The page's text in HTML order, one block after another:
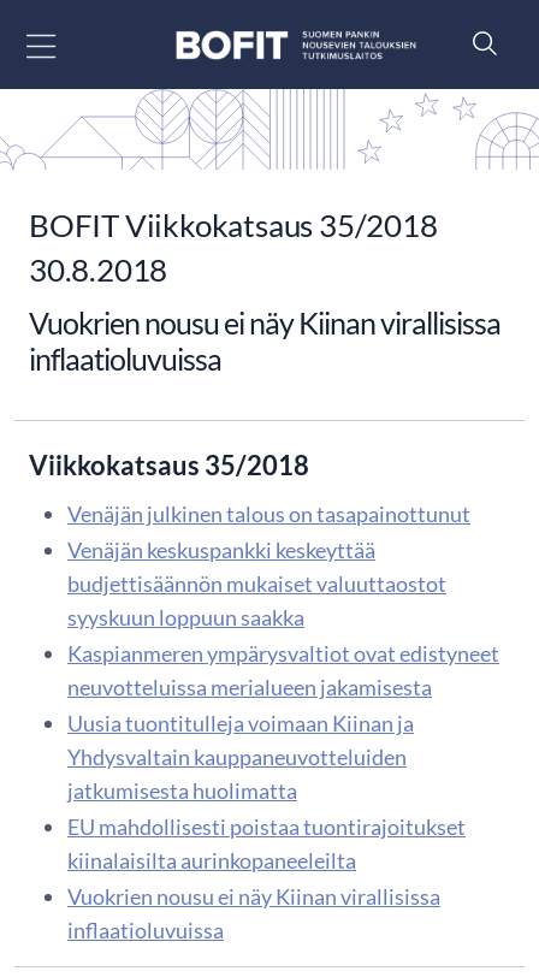
BOFIT Viikkokatsaus 35/2018
30.8.2018
Vuokrien nousu ei näy Kiinan virallisissa
inflaatioluvuissa
Viikkokatsaus 35/2018
Venäjän julkinen talous on tasapainottunut
Venäjän keskuspankki keskeyttää
budjettisäännön mukaiset valuuttaostot
syyskuun loppuun saakka
Kaspianmeren ympärysvaltiot ovat edistyneet
neuvotteluissa merialueen jakamisesta
Uusia tuontitulleja voimaan Kiinan ja
Yhdysvaltain kauppaneuvotteluiden
jatkumisesta huolimatta
EU mahdollisesti poistaa tuontirajoitukset
kiinalaisilta aurinkopaneeleilta
Vuokrien nousu ei näy Kiinan virallisissa
inflaatioluvuissa